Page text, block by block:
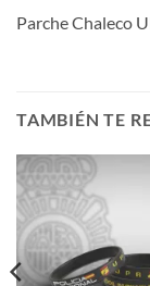
Parche Chaleco
TAMBIÉN TE